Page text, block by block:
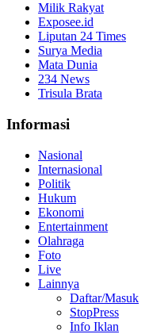
Milik Rakyat
Exposee.id
Liputan 24 Times
Surya Media
Mata Dunia
234 News
Trisula Brata
Informasi
Nasional
Internasional
Politik
Hukum
Ekonomi
Entertainment
Olahraga
Foto
Live
Lainnya
Daftar/Masuk
StopPress
Info Iklan